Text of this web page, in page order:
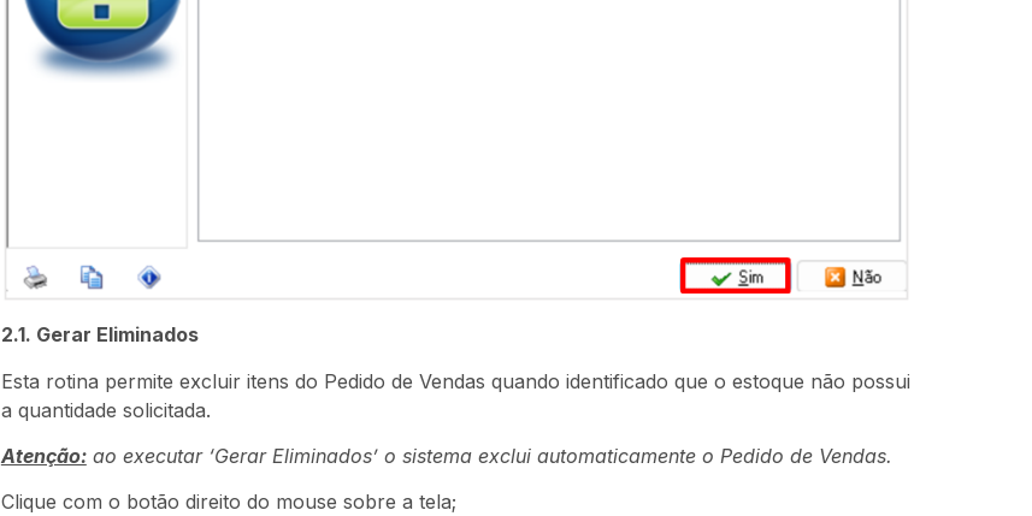
2.1. Gerar Eliminados
Esta rotina permite excluir itens do Pedido de Vendas quando identificado que o estoque não possui
a quantidade solicitada.
Atenção:ao executar ‘Gerar Eliminados’ o sistema exclui automaticamente o Pedido de Vendas.
Clique com o botão direito do mouse sobre a tela;